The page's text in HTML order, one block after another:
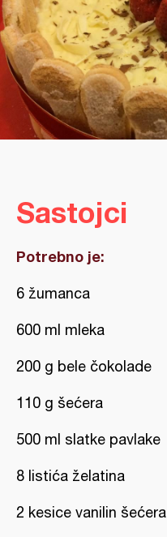
Sastojci
Potrebno je:
6 žumanca
600 ml mleka
200 g bele čokolade
110 g šećera
500 ml slatke pavlake
8 listića želatina
2 kesice vanilin šećera